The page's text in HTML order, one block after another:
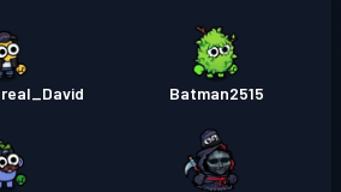
Batman2515